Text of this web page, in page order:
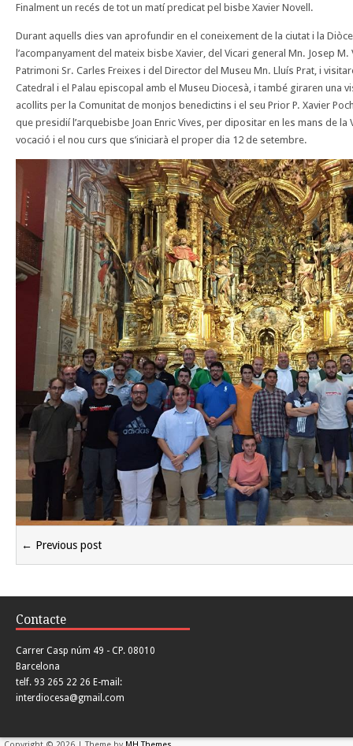
Finalment un recés de tot un matí predicat pel bisbe Xavier Novell.
Durant aquells dies van aprofundir en el coneixement de la ciutat i la
l’acompanyament del mateix bisbe Xavier, del Vicari general Mn. Josep
Patrimoni Sr. Carles Freixes i del Director del Museu Mn. Lluís Prat, i
Catedral i el Palau episcopal amb el Museu Diocesà, i també giraren una
acollits per la Comunitat de monjos benedictins i el seu Prior P. Xavier
que presidií l’arquebisbe Joan Enric Vives, per dipositar en les mans de la
vocació i el nou curs que s’iniciarà el proper dia 12 de setembre.
← Previous post
Contacte
Carrer Casp núm 49 - CP. 08010
Barcelona
telf. 93 265 22 26 E-mail:
interdiocesa@gmail.com